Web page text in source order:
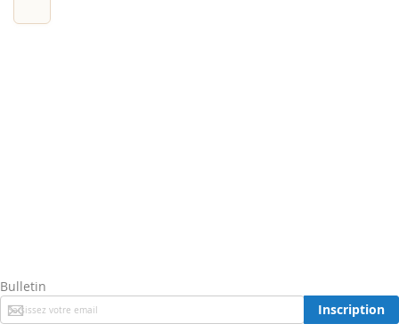
Bulletin
Inscription
à
Inscription